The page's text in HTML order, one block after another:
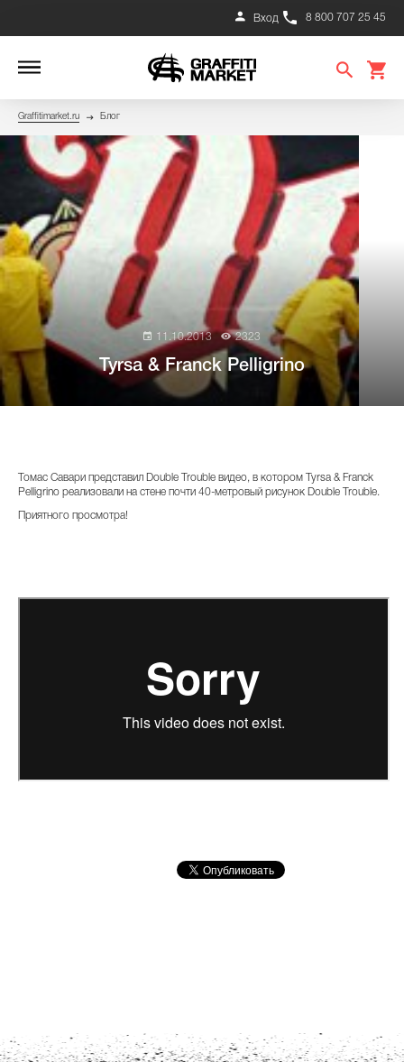
8 800 707 25 45
Вход
Graffitimarket.ru Блог
11.10.2013 2323
Tyrsa & Franck Pelligrino
Томас Савари представил Double Trouble видео, в котором Tyrsa & Franck
Pelligrino реализовали на стене почти 40-метровый рисунок Double Trouble.
Приятного просмотра!